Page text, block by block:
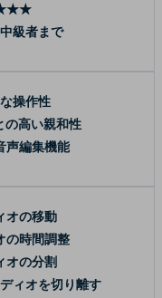
級者まで
操作性
の高い親和性
声編集機能
オの移動
の時間調整
オの分割
ィオを切り離す